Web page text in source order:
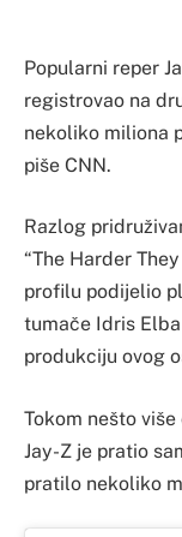
Popularni reper
registrovao na
nekoliko miliona
piše CNN.
Razlog
“The Harder
profilu podijelio
tumače Idris
produkciju ovog
Tokom nešto
Jay-Z je pratio
pratilo nekoliko